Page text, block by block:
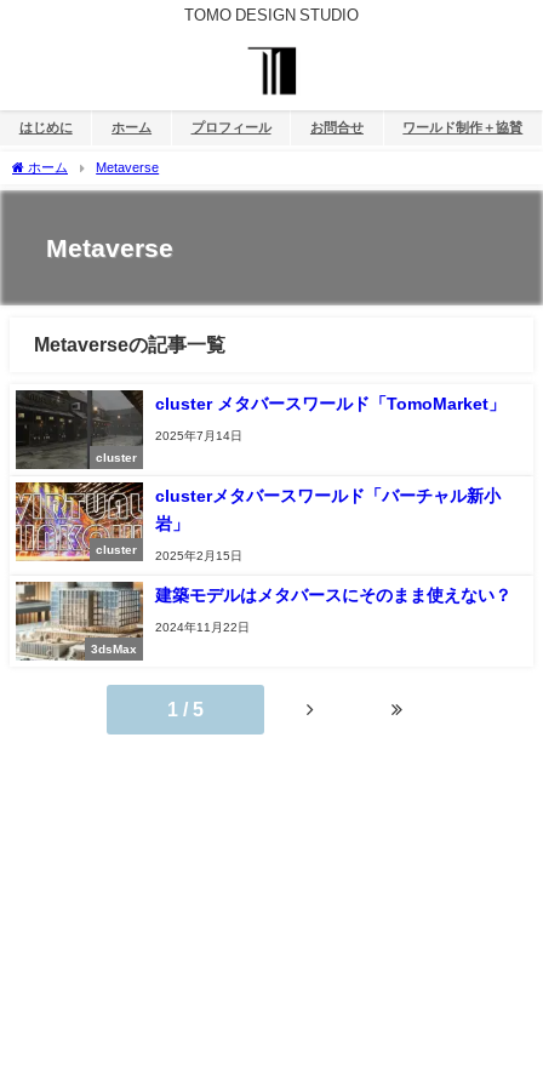
TOMO DESIGN STUDIO
はじめに ホーム プロフィール お問合せ ワールド制作＋協賛
ホーム Metaverse
Metaverse
Metaverseの記事一覧
cluster
cluster メタバースワールド「TomoMarket」
2025年7月14日
cluster
clusterメタバースワールド「バーチャル新小
岩」
2025年2月15日
3dsMax
建築モデルはメタバースにそのまま使えない？
2024年11月22日
1 / 5